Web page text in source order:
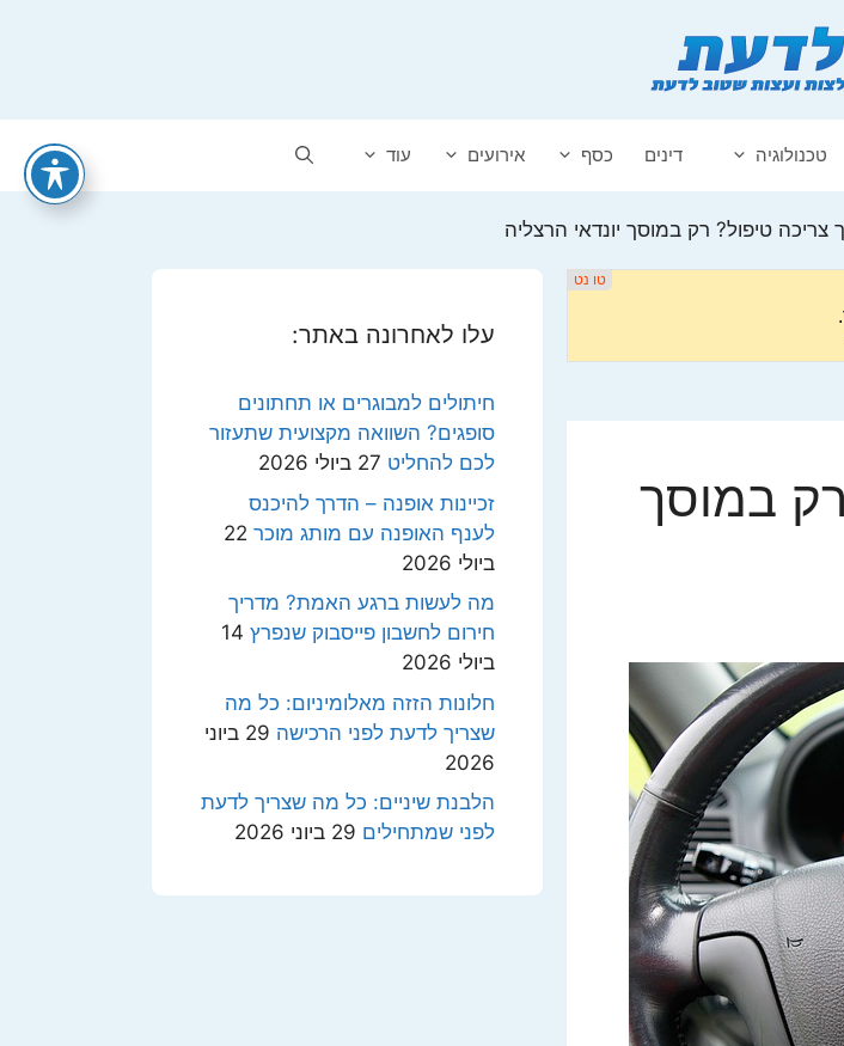
טכנולוגיה דינים כסף אירועים עוד
צריכה טיפול? רק במוסך יונדאי הרצליה
רק במוסך
עלו לאחרונה באתר:
חיתולים למבוגרים או תחתונים
סופגים? השוואה מקצועית שתעזור
לכם להחליט 27 ביולי 2026
זכיינות אופנה – הדרך להיכנס
לענף האופנה עם מותג מוכר 22
ביולי 2026
מה לעשות ברגע האמת? מדריך
חירום לחשבון פייסבוק שנפרץ 14
ביולי 2026
חלונות הזזה מאלומיניום: כל מה
שצריך לדעת לפני הרכישה
29 ביוני
2026
הלבנת שיניים: כל מה שצריך לדעת
לפני שמתחילים 29 ביוני 2026